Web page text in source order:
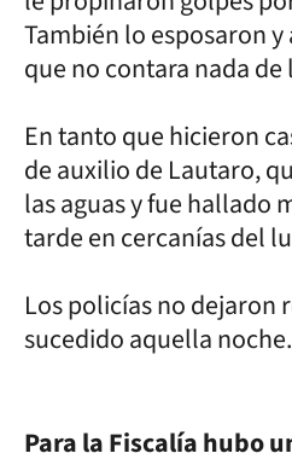
También lo esposaron
que no contara nada
En tanto que hicieron
de auxilio de Lautaro,
las aguas y fue hallado
tarde en cercanías del
Los policías no dejaron
sucedido aquella noche.
Para la Fiscalía hubo